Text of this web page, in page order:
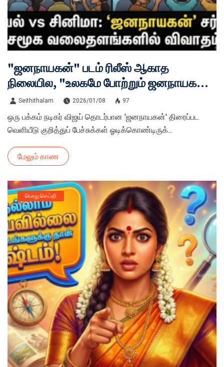
"ஜனநாயகன்" படம் ரிலீஸ் ஆகாத
நிலையில, "உலகமே போற்றும் ஜனநாயகன்
மோடி தான்!" - தமிழிசை சொன்ன அந்த
ஒரு வார்த்தை! விஜய் ரசிகர்களுக்குள்
பரபரப்பு!
Seithithalam 2026/01/08 97
ஒரு பக்கம் நடிகர் விஜய் தொடர்பான 'ஜனநாயகன்' திரைப்பட
வெளியீடு குறித்துப் பேச்சுக்கள் ஓடிக்கொண்டிருக்...
மேலும் காண
பொது செய்தி